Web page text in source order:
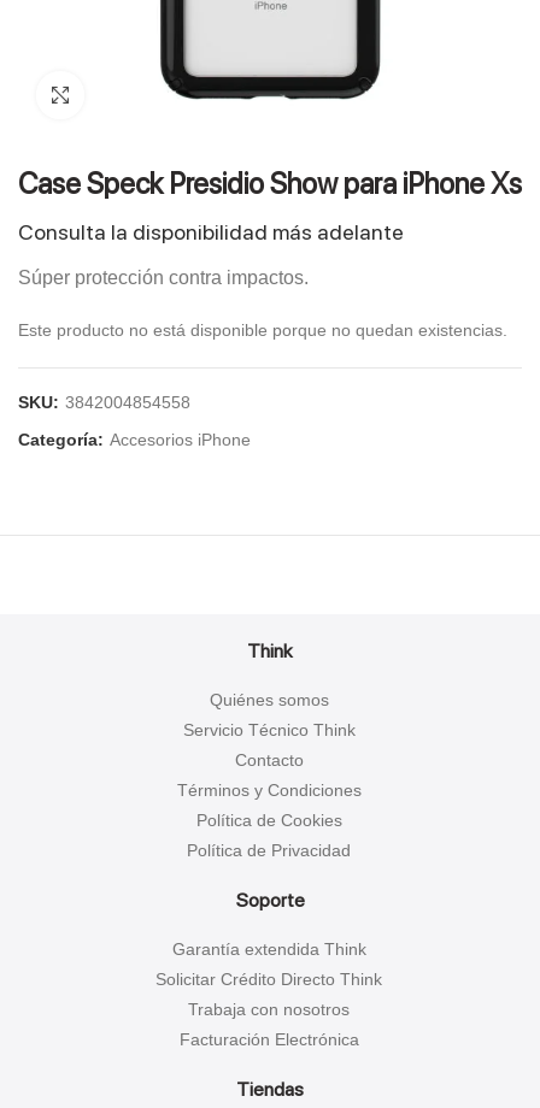
Click to enlarge
Case Speck Presidio Show para iPhone Xs
Consulta la disponibilidad más adelante
Súper protección contra impactos.
Este producto no está disponible porque no quedan existencias.
SKU: 3842004854558
Categoría: Accesorios iPhone
Think
Quiénes somos
Servicio Técnico Think
Contacto
Términos y Condiciones
Política de Cookies
Política de Privacidad
Soporte
Garantía extendida Think
Solicitar Crédito Directo Think
Trabaja con nosotros
Facturación Electrónica
Tiendas